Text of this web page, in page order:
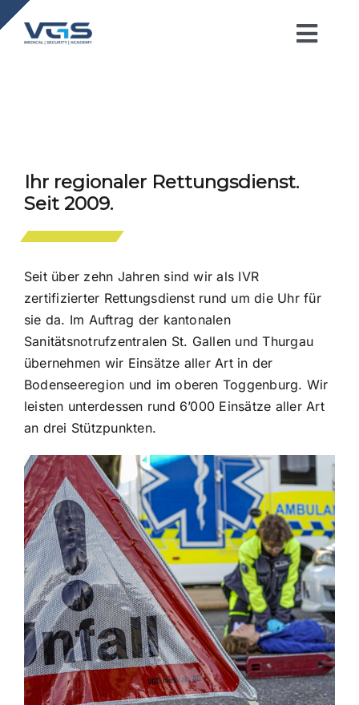
Zum
Inhalt
Medizin
Akademie
Kontakt
Be a Part
Ihr regionaler Rettungsdienst.
Seit 2009.
Seit über zehn Jahren sind wir als IVR
zertifizierter Rettungsdienst rund um die Uhr für
sie da. Im Auftrag der kantonalen
Sanitätsnotrufzentralen St. Gallen und Thurgau
übernehmen wir Einsätze aller Art in der
Bodenseeregion und im oberen Toggenburg. Wir
leisten unterdessen rund 6’000 Einsätze aller Art
an drei Stützpunkten.